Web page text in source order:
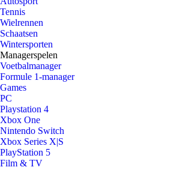
Tennis
Wielrennen
Schaatsen
Wintersporten
Managerspelen
Voetbalmanager
Formule 1-manager
Games
PC
Playstation 4
Xbox One
Nintendo Switch
Xbox Series X|S
PlayStation 5
Film & TV